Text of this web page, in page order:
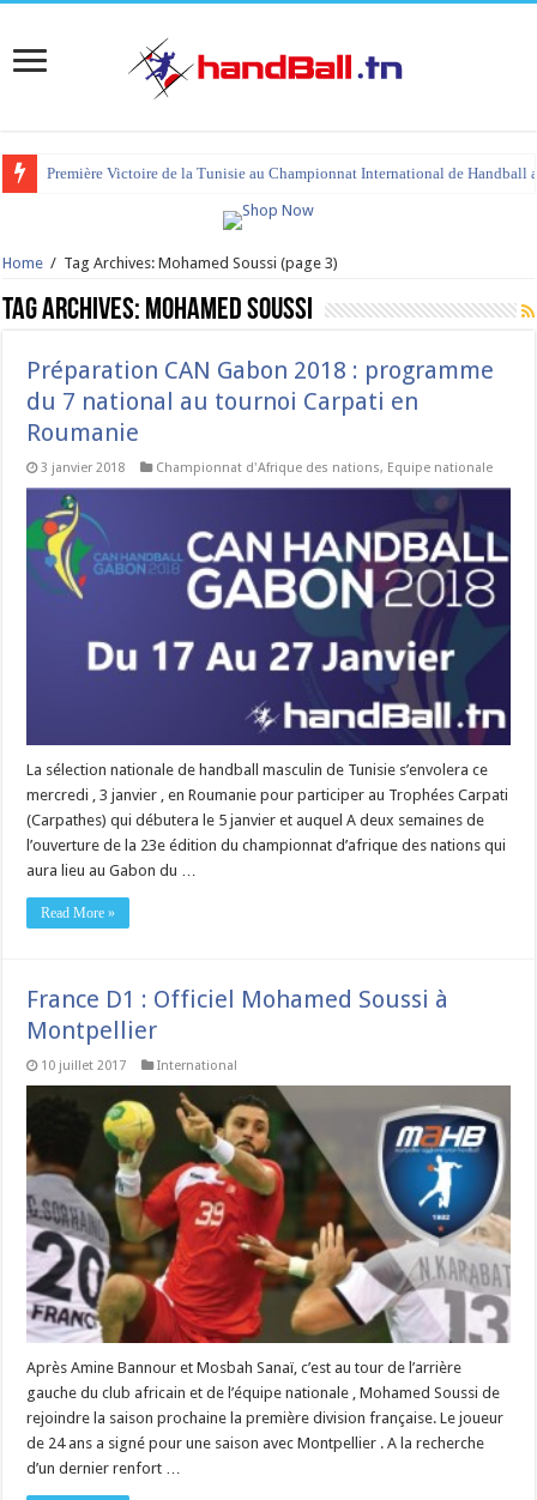
Première Victoire de la Tunisie au Championnat International de Handball
tournoi international Hammamet 2023 : programme et liste des joueurs
Home / Tag Archives: Mohamed Soussi (page 3)
Tag Archives: Mohamed Soussi
Préparation CAN Gabon 2018 : programme
du 7 national au tournoi Carpati en
Roumanie
3 janvier 2018 Championnat d'Afrique des nations, Equipe nationale
La sélection nationale de handball masculin de Tunisie s’envolera ce
mercredi , 3 janvier , en Roumanie pour participer au Trophées Carpati
(Carpathes) qui débutera le 5 janvier et auquel A deux semaines de
l’ouverture de la 23e édition du championnat d’afrique des nations qui
aura lieu au Gabon du …
Read More »
France D1 : Officiel Mohamed Soussi à
Montpellier
10 juillet 2017 International
Après Amine Bannour et Mosbah Sanaï, c’est au tour de l’arrière
gauche du club africain et de l’équipe nationale , Mohamed Soussi de
rejoindre la saison prochaine la première division française. Le joueur
de 24 ans a signé pour une saison avec Montpellier . A la recherche
d’un dernier renfort …